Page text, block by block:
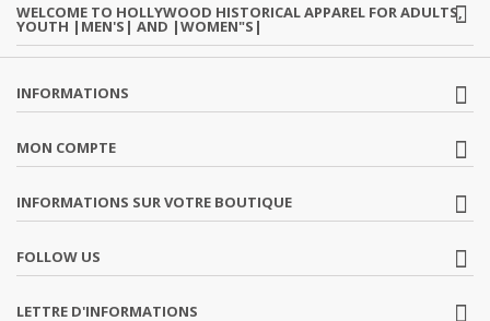
WELCOME TO HOLLYWOOD HISTORICAL APPAREL FOR ADULTS,
YOUTH |MEN'S| AND |WOMEN"S|
INFORMATIONS
MON COMPTE
INFORMATIONS SUR VOTRE BOUTIQUE
FOLLOW US
LETTRE D'INFORMATIONS